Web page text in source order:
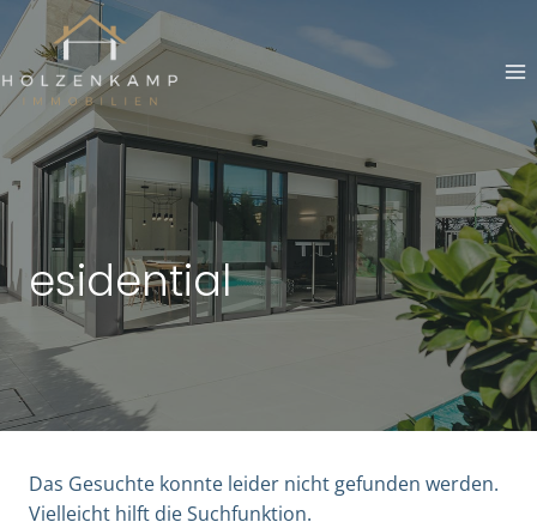
Zum
Inhalt
springen
esidential
Das Gesuchte konnte leider nicht gefunden werden.
Vielleicht hilft die Suchfunktion.